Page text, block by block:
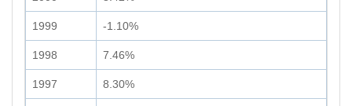
1999 -1.10%
1998 7.46%
1997 8.30%